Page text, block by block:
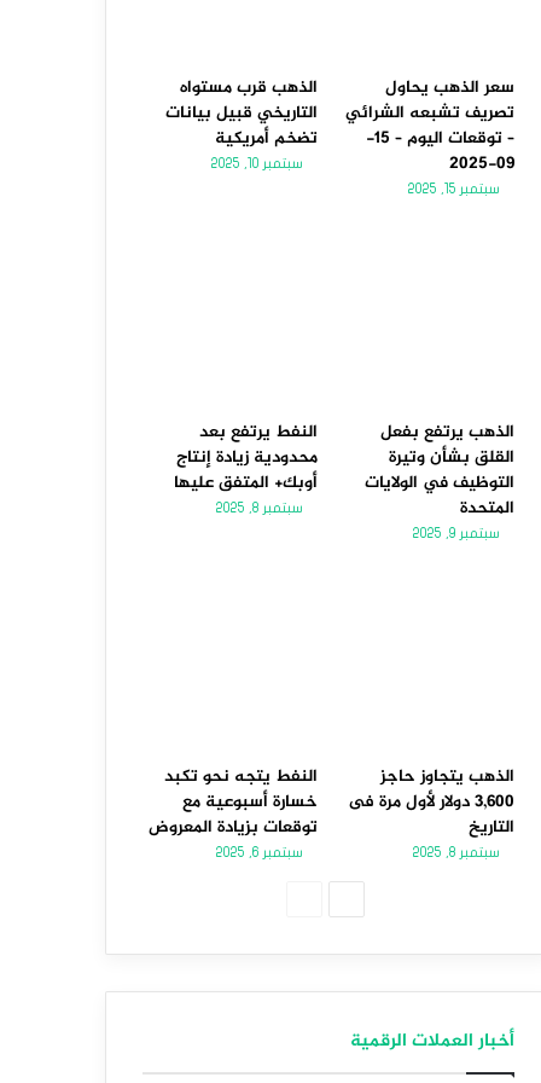
سعر الذهب يحاول
تصريف تشبعه الشرائي
– توقعات اليوم – 15-
09-2025
سبتمبر 15, 2025
الذهب قرب مستواه
التاريخي قبيل بيانات
تضخم أمريكية
سبتمبر 10, 2025
الذهب يرتفع بفعل
القلق بشأن وتيرة
التوظيف في الولايات
المتحدة
سبتمبر 9, 2025
النفط يرتفع بعد
محدودية زيادة إنتاج
أوبك+ المتفق عليها
سبتمبر 8, 2025
الذهب يتجاوز حاجز
3,600 دولار لأول مرة فى
التاريخ
سبتمبر 8, 2025
النفط يتجه نحو تكبد
خسارة أسبوعية مع
توقعات بزيادة المعروض
سبتمبر 6, 2025
أخبار العملات الرقمية